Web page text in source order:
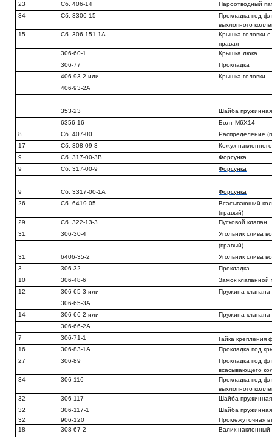
23
Сб. 406-14
Пароотводный
34
Сб. 3306-15
Прокладка под
выхлопного
15
Сб. 306-151-1А
Крышка головки
правая
306-60-1
Крышка люка
306-77
Прокладка
406-93-2 или
Крышка головки
406-93-2А
353-23
Шайба
6356-16
Болт М6Х14
8
Сб. 407-00
Распределение
17
Сб. 308-09-3
Кожух
9
Сб. 317-00-3B
Форсунка
9
Сб. 317-00-9 Форсунка
9 Сб. 3317-00-1А
Форсунка
26
Сб. 6419-05
Всасывающий
(правый)
29
Сб. 322-13-3
Пусковой клапан
31
306-30-4
Угольник слива
(правый)
31
6406-35-2
Угольник слива
3
306-32
Прокладка
10
306-48-6
Замок клапанной
12
306-65-3 или
Пружина
306-65-3A
14
306-66-2 или
Пружина клапана
306-66-2А
7
306-71-1 Гайка крепления
16
306-83-1А
Прокладка под
27
306-89
Прокладка под
всасывающего
34
306-116
Прокладка под
выхлопного
32
306-117
Шайба пружинная
32
306-117-1
Шайба пружинная
32
906-120
Промежуточная
18
308-67-2
Валик наклонный